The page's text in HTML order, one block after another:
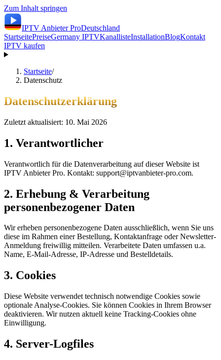
Zum Inhalt springen
IPTV AnbieterProDeutschland
StartseitePreiseGermany IPTVKanallisteInstallationBlogKontakt
IPTV kaufen
Startseite/
Datenschutz
Datenschutzerklärung
Zuletzt aktualisiert: 10. Mai 2026
1. Verantwortlicher
Verantwortlich für die Datenverarbeitung auf dieser Website ist
IPTV Anbieter Pro. Kontakt: support@iptvanbieter-pro.com.
2. Erhebung & Verarbeitung
personenbezogener Daten
Wir erheben personenbezogene Daten ausschließlich, wenn Sie uns
diese im Rahmen einer Bestellung, Kontaktanfrage oder Newsletter-
Anmeldung freiwillig mitteilen. Verarbeitete Daten umfassen u.a.
Name, E-Mail-Adresse, IP-Adresse und Bestelldetails.
3. Cookies
Diese Website verwendet technisch notwendige Cookies sowie
optionale Analyse-Cookies. Sie können Cookies in Ihrem Browser
deaktivieren. Wir nutzen aktuell keine Tracking-Cookies ohne
Einwilligung.
4. Server-Logfiles